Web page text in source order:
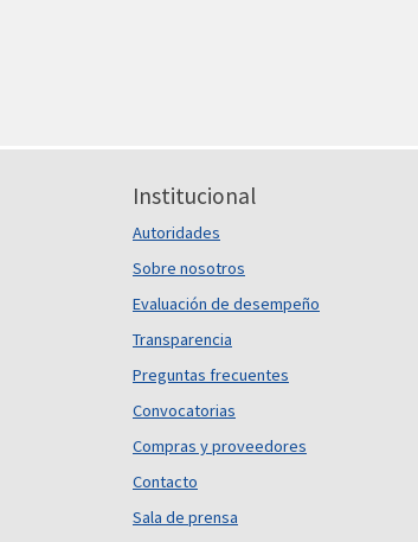
Institucional
Autoridades
Sobre nosotros
Evaluación de desempeño
Transparencia
Preguntas frecuentes
Convocatorias
Compras y proveedores
Contacto
Sala de prensa